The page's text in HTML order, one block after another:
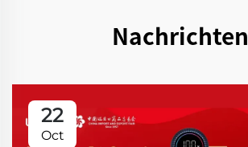
Nachrichten
22
Oct